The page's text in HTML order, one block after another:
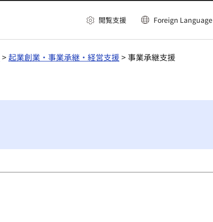
閲覧支援 Foreign Language
>起業創業・事業承継・経営支援> 事業承継支援